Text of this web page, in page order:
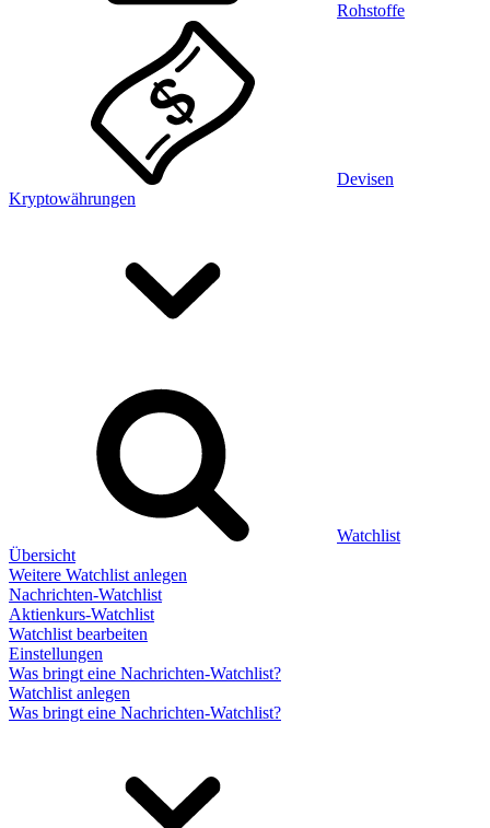
Rohstoffe
Devisen
Kryptowährungen
Watchlist
Übersicht
Weitere Watchlist anlegen
Nachrichten-Watchlist
Aktienkurs-Watchlist
Watchlist bearbeiten
Einstellungen
Was bringt eine Nachrichten-Watchlist?
Watchlist anlegen
Was bringt eine Nachrichten-Watchlist?